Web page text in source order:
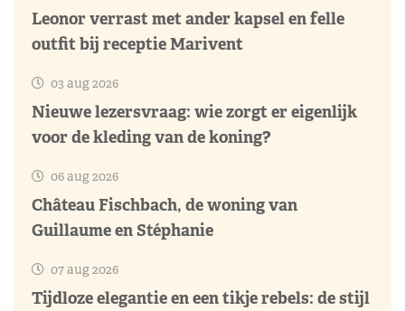
Leonor verrast met ander kapsel en felle
outfit bij receptie Marivent
03 aug 2026
Nieuwe lezersvraag: wie zorgt er eigenlijk
voor de kleding van de koning?
06 aug 2026
Château Fischbach, de woning van
Guillaume en Stéphanie
07 aug 2026
Tijdloze elegantie en een tikje rebels: de stijl